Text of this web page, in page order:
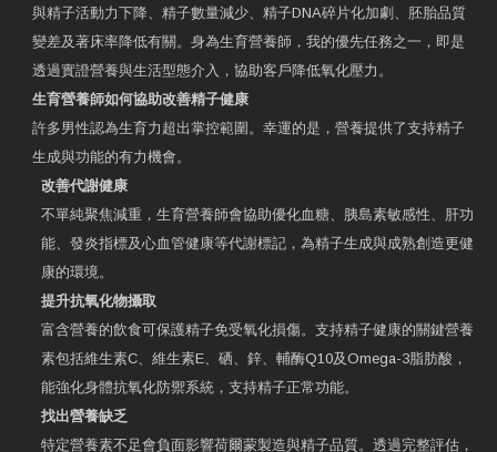
與精子活動力下降、精子數量減少、精子DNA碎片化加劇、胚胎品質
變差及著床率降低有關。身為生育營養師，我的優先任務之一，即是
透過實證營養與生活型態介入，協助客戶降低氧化壓力。
生育營養師如何協助改善精子健康
許多男性認為生育力超出掌控範圍。幸運的是，營養提供了支持精子
生成與功能的有力機會。
改善代謝健康
不單純聚焦減重，生育營養師會協助優化血糖、胰島素敏感性、肝功
能、發炎指標及心血管健康等代謝標記，為精子生成與成熟創造更健
康的環境。
提升抗氧化物攝取
富含營養的飲食可保護精子免受氧化損傷。支持精子健康的關鍵營養
素包括維生素C、維生素E、硒、鋅、輔酶Q10及Omega-3脂肪酸，
能強化身體抗氧化防禦系統，支持精子正常功能。
找出營養缺乏
特定營養素不足會負面影響荷爾蒙製造與精子品質。透過完整評估，